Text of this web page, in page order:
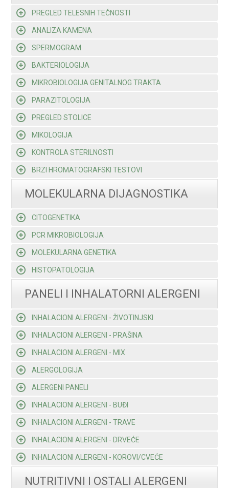
PREGLED TELESNIH TEČNOSTI
ANALIZA KAMENA
SPERMOGRAM
BAKTERIOLOGIJA
MIKROBIOLOGIJA GENITALNOG TRAKTA
PARAZITOLOGIJA
PREGLED STOLICE
MIKOLOGIJA
KONTROLA STERILNOSTI
BRZI HROMATOGRAFSKI TESTOVI
MOLEKULARNA DIJAGNOSTIKA
CITOGENETIKA
PCR MIKROBIOLOGIJA
MOLEKULARNA GENETIKA
HISTOPATOLOGIJA
PANELI I INHALATORNI ALERGENI
INHALACIONI ALERGENI - ŽIVOTINJSKI
INHALACIONI ALERGENI - PRAŠINA
INHALACIONI ALERGENI - MIX
ALERGOLOGIJA
ALERGENI PANELI
INHALACIONI ALERGENI - BUĐI
INHALACIONI ALERGENI - TRAVE
INHALACIONI ALERGENI - DRVEĆE
INHALACIONI ALERGENI - KOROVI/CVEĆE
NUTRITIVNI I OSTALI ALERGENI